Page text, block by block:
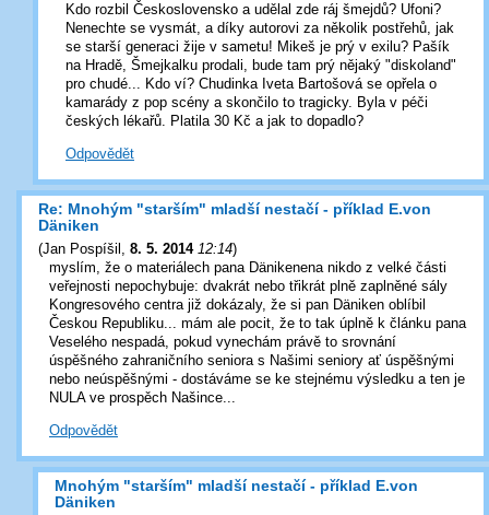
Kdo rozbil Československo a udělal zde ráj šmejdů? Ufoni?
Nenechte se vysmát, a díky autorovi za několik postřehů, jak
se starší generaci žije v sametu! Mikeš je prý v exilu? Pašík
na Hradě, Šmejkalku prodali, bude tam prý nějaký "diskoland"
pro chudé... Kdo ví? Chudinka Iveta Bartošová se opřela o
kamarády z pop scény a skončilo to tragicky. Byla v péči
českých lékařů. Platila 30 Kč a jak to dopadlo?
Odpovědět
Re: Mnohým "starším" mladší nestačí - příklad E.von
Däniken
(Jan Pospíšil , 8. 5. 2014 12:14)
myslím, že o materiálech pana Dänikenena nikdo z velké části
veřejnosti nepochybuje: dvakrát nebo třikrát plně zaplněné sály
Kongresového centra již dokázaly, že si pan Däniken oblíbil
Českou Republiku... mám ale pocit, že to tak úplně k článku pana
Veselého nespadá, pokud vynechám právě to srovnání
úspěšného zahraničního seniora s Našimi seniory ať úspěšnými
nebo neúspěšnými - dostáváme se ke stejnému výsledku a ten je
NULA ve prospěch Našince...
Odpovědět
Mnohým "starším" mladší nestačí - příklad E.von
Däniken